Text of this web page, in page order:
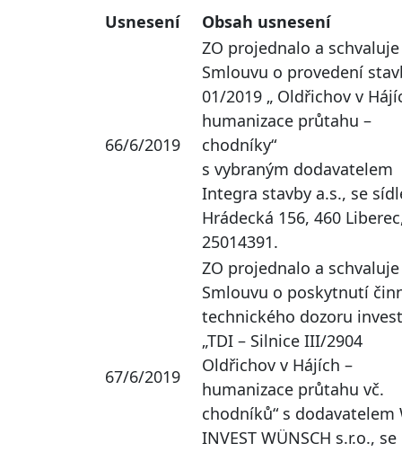
Usnesení Obsah usnesení
66/6/2019
ZO projednalo a schvaluje
Smlouvu o provedení
01/2019 „ Oldřichov v
humanizace průtahu –
chodníky“
s vybraným dodavatelem
Integra stavby a.s., se
Hrádecká 156, 460
25014391.
67/6/2019
ZO projednalo a schvaluje
Smlouvu o poskytnutí
technického dozoru
„TDI – Silnice III/2904
Oldřichov v Hájích –
humanizace průtahu vč.
chodníků“ s dodavatelem
INVEST WÜNSCH s.r.o., se